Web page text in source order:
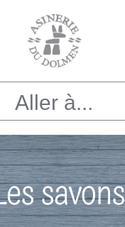
Aller à...
savons